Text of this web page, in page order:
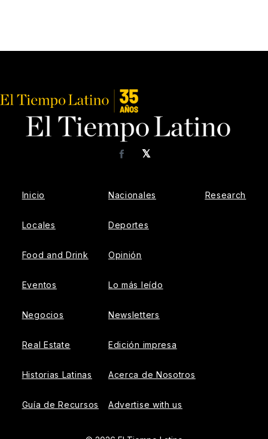
𝕏
Facebook
Inicio
Locales
Food and Drink
Eventos
Negocios
Real Estate
Historias Latinas
Guía de Recursos
Nacionales
Deportes
Opinión
Lo más leído
Newsletters
Edición impresa
Acerca de Nosotros
Advertise with us
Research